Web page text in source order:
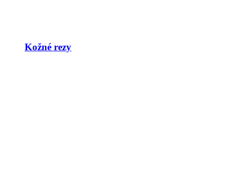
Kožné rezy